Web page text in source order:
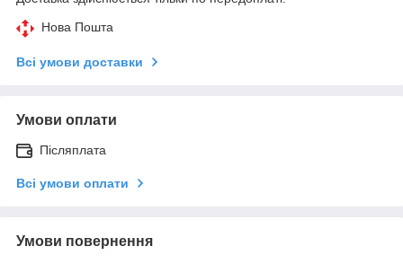
Нова Пошта
Всі умови доставки
Умови оплати
Післяплата
Всі умови оплати
Умови повернення